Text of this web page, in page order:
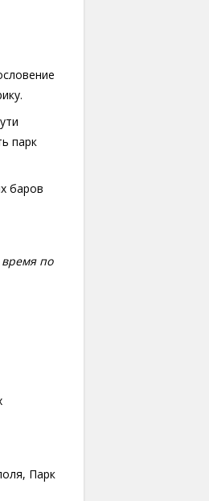
парк
баров
время по
Парк